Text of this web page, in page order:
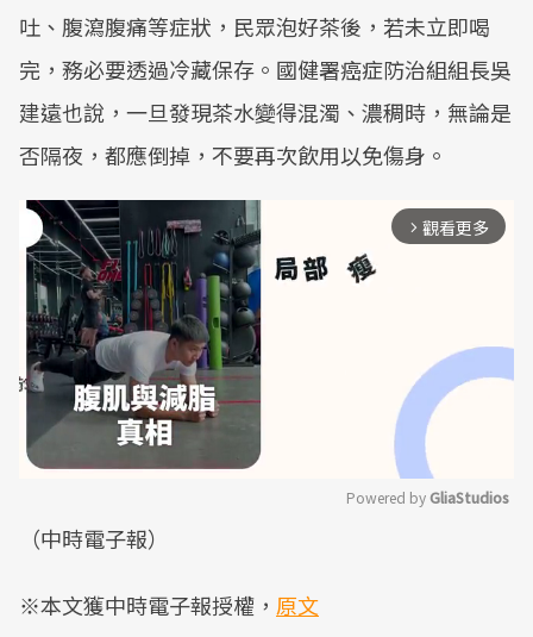
吐、腹瀉腹痛等症狀，民眾泡好茶後，若未立即喝
完，務必要透過冷藏保存。國健署癌症防治組組長吳
建遠也說，一旦發現茶水變得混濁、濃稠時，無論是
否隔夜，都應倒掉，不要再次飲用以免傷身。
arrow_forward_ios 觀看更多
Powered by GliaStudios
（中時電子報）
※本文獲中時電子報授權， 原文